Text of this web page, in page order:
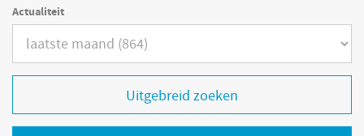
Actualiteit
Uitgebreid zoeken